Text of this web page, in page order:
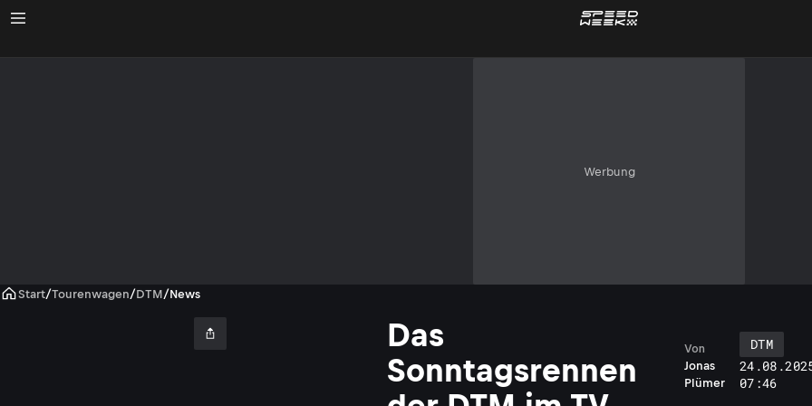
Werbung
Start/Tourenwagen/DTM/News
Das
Sonntagsrennen
Jonas
Plümer
Von
DTM
07:46